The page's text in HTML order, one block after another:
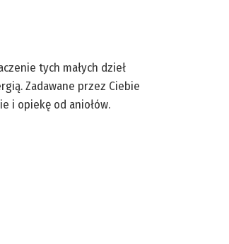
tych małych dzieł
Zadawane przez Ciebie
i opiekę od aniołów.